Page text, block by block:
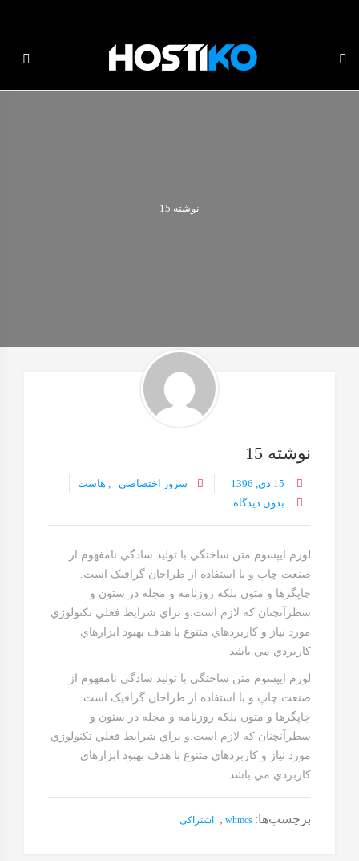
نوشته 15
نوشته 15
15 دی, 1396 سرور اختصاصی , هاست
بدون دیدگاه
لورم ايپسوم متن ساختگي با توليد سادگي نامفهوم از
صنعت چاپ و با استفاده از طراحان گرافيک است.
چاپگرها و متون بلکه روزنامه و مجله در ستون و
سطرآنچنان که لازم است.و براي شرايط فعلي تکنولوژي
مورد نياز و کاربردهاي متنوع با هدف بهبود ابزارهاي
کاربردي مي باشد
لورم ايپسوم متن ساختگي با توليد سادگي نامفهوم از
صنعت چاپ و با استفاده از طراحان گرافيک است.
چاپگرها و متون بلکه روزنامه و مجله در ستون و
سطرآنچنان که لازم است.و براي شرايط فعلي تکنولوژي
مورد نياز و کاربردهاي متنوع با هدف بهبود ابزارهاي
کاربردي مي باشد.
برچسب‌ها: whmcs
, اشتراکی